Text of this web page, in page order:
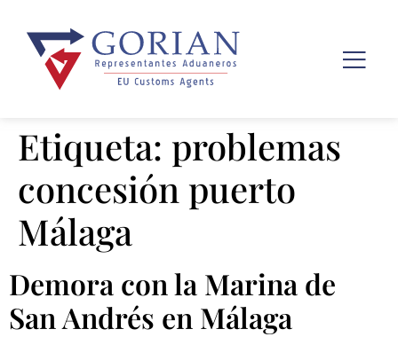
Etiqueta: problemas
concesión puerto
Málaga
Demora con la Marina de
San Andrés en Málaga